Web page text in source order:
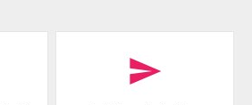
Angrenzend an den Swimmingpool gibt